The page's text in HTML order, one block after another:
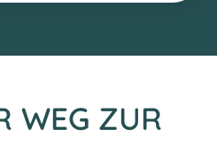
WEG ZUR